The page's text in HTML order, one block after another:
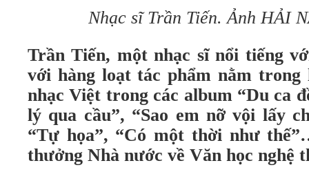
Nhạc sĩ Trần Tiến. Ảnh HẢI
Trần Tiến, một nhạc sĩ nổi tiếng
với hàng loạt tác phẩm nằm trong
nhạc Việt trong các album “Du ca
lý qua cầu”, “Sao em nỡ vội lấy
“Tự họa”, “Có một thời như
thưởng Nhà nước về Văn học nghệ